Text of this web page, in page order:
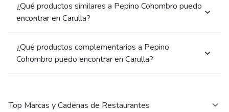
¿Qué productos similares a Pepino Cohombro puedo
encontrar en Carulla?
¿Qué productos complementarios a Pepino
Cohombro puedo encontrar en Carulla?
Top Marcas y Cadenas de Restaurantes